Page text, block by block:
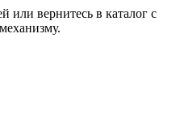
или вернитесь в каталог с